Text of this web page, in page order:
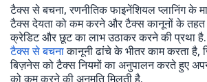
टैक्स से बचना, रणनीतिक फाइनेंशियल प्लानिंग के
टैक्स देयता को कम करने और टैक्स कानूनों के तहत
क्रेडिट और छूट का लाभ उठाकर करने की प्रथा है.
टैक्स से बचनाकानूनी ढांचे के भीतर काम करता है,
बिज़नेस को टैक्स नियमों का अनुपालन करते हुए
को कम करने की अनुमति मिलती है.